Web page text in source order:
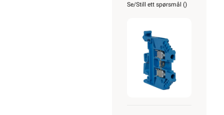
Se/Still ett spørsmål ()